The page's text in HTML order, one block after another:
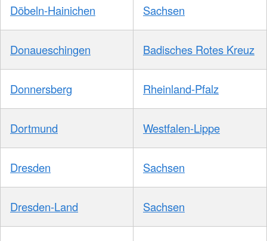
Döbeln-Hainichen Sachsen
Donaueschingen Badisches Rotes Kreuz
Donnersberg Rheinland-Pfalz
Dortmund Westfalen-Lippe
Dresden Sachsen
Dresden-Land Sachsen